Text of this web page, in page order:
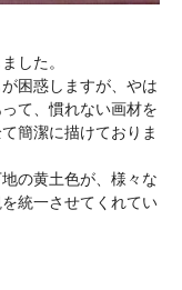
した。
困惑しますが、やは
て、慣れない画材を
簡潔に描けておりま
の黄土色が、様々な
統一させてくれてい